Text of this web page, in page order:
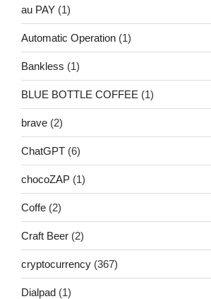
au PAY (1)
Automatic Operation (1)
Bankless (1)
BLUE BOTTLE COFFEE (1)
brave (2)
ChatGPT (6)
chocoZAP (1)
Coffe (2)
Craft Beer (2)
cryptocurrency (367)
Dialpad (1)